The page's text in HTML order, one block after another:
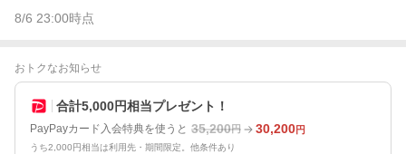
8/6 23:00時点
おトクなお知らせ
合計5,000円相当プレゼント！
PayPayカード入会特典を使うと 35,200円 30,200円
うち2,000円相当は利用先・期間限定。他条件あり